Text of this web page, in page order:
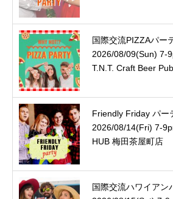
国際交流PIZZAパー
2026/08/09(Sun) 7-
T.N.T. Craft Beer Pub
Friendly Friday パー
2026/08/14(Fri) 7-
HUB 梅田茶屋町店
国際交流ハワイアン